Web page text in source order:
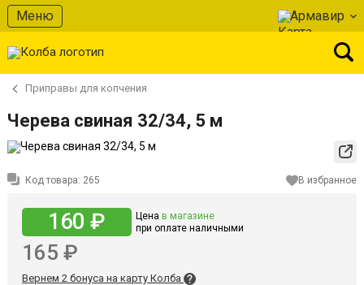
Меню Армавир
Приправы для копчения
Черева свиная 32/34, 5 м
Код товара: 265 В избранное
160 ₽ Цена в магазине
при оплате наличными
165 ₽
Вернем 2 бонуса на карту Колба